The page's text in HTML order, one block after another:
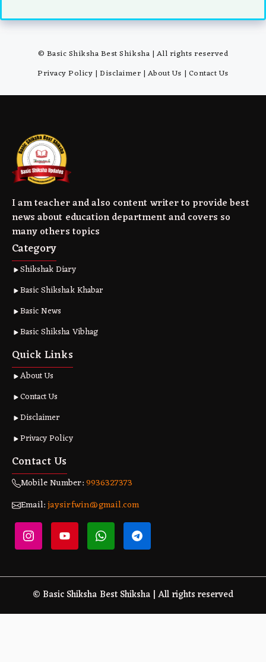
© Basic Shiksha Best Shiksha | All rights reserved
Privacy Policy |Disclaimer | About Us | Contact Us
I am teacher and also content writer to provide best
news about education department and covers so
many others topics
Category
Shikshak Diary
Basic Shikshak Khabar
Basic News
Basic Shiksha Vibhag
Quick Links
About Us
Contact Us
Disclaimer
Privacy Policy
Contact Us
Mobile Number:9936327373
Email:jaysirfwin@gmail.com
© Basic Shiksha Best Shiksha | All rights reserved